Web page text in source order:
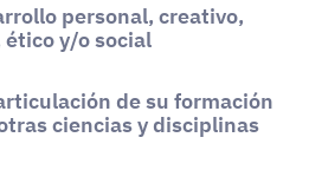
personal, creativo,
y/o social
de su formación
ciencias y disciplinas